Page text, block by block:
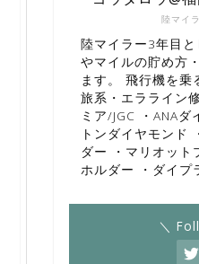
陸マイ
陸マイラー3年目
やマイルの貯め方
ます。 飛行機を乗
旅系・エラライン
ミア/JGC ・ANA
トンダイヤモンド
ダー ・マリオット
ホルダー ・ダイプ
＼